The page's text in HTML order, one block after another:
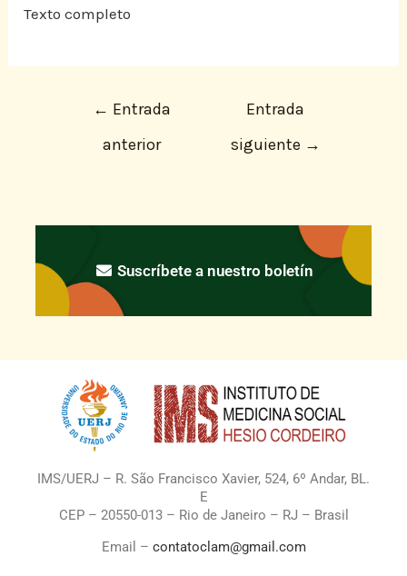
Texto completo
← Entrada
anterior
Entrada
siguiente →
Suscríbete a nuestro boletín
IMS/UERJ – R. São Francisco Xavier, 524, 6º Andar, BL.
E
CEP – 20550-013 – Rio de Janeiro – RJ – Brasil
Email – contatoclam@gmail.com